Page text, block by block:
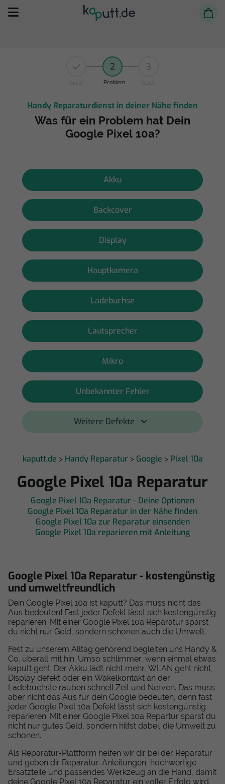
Selbst reparieren
Reparieren lassen
Shop
2
Problem
3
Handy Reparaturdienst in deiner Nähe finden
Was für ein Problem hat Dein
Google Pixel 10a?
Akku
Backcover
Display
Hauptkamera
Ladebuchse
Lautsprecher
Mikro
Unbekannter Fehler
Weitere Defekte
kaputt.de > Handy Reparatur > Google > Pixel 10a
Google Pixel 10a Reparatur
Google Pixel 10a Reparatur - Deine Optionen
Google Pixel 10a Reparatur in der Nähe finden
Google Pixel 10a zur Reparatur einsenden
Google Pixel 10a reparieren mit Anleitung
Google Pixel 10a Reparatur - kostengünstig
und umweltfreundlich
Dein Google Pixel 10a ist kaputt? Das muss nicht das
Aus bedeuten! Fast jeder Defekt lässt sich kostengünstig
reparieren. Mit einer Google Pixel 10a Reparatur sparst
du nicht nur Geld, sondern schonen auch die Umwelt.
Fest zu unserem Alltag gehörend begleiten uns Handy &
Co. überall mit hin. Umso schlimmer, wenn einmal etwas
kaputt geht. Der Akku lädt nicht mehr, WLAN geht nicht,
Display defekt oder ein Wakelkontakt an der
Ladebuchste rauben schnell Zeit und Nerven. Das muss
aber nicht das Aus für dein Google bedeuten, denn fast
jeder Google Pixel 10a Defekt lässt sich kostengünstig
reparieren. Mit einer Google Pixel 10a Repartur sparst du
nicht nur gutes Geld, sondern hilfst dabei, die Umwelt zu
schonen.
Als Reparatur-Plattform helfen wir dir bei der Reparatur
und geben dir Reparatur-Anleitungen, hochwertige
Ersatzteile und passendes Werkzeug an die Hand, damit
deine Google Pixel 10a Reparatur ein voller Erfolg wird.